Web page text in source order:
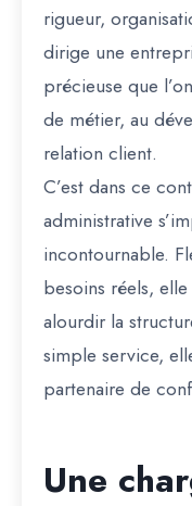
rigueur,
dirige une
précieuse que
de métier, au
relation client.
C’est dans ce
administrative
incontournable.
besoins réels,
alourdir la
simple service,
partenaire de
Une